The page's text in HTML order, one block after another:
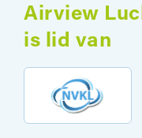
Airview
is lid van